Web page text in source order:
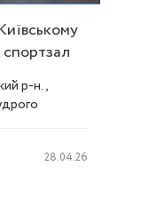
спортзал
р-н.,
28.04.26